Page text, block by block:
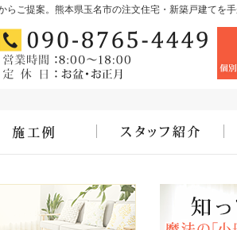
らご提案。熊本県玉名市の注文住宅・新築戸建てを手